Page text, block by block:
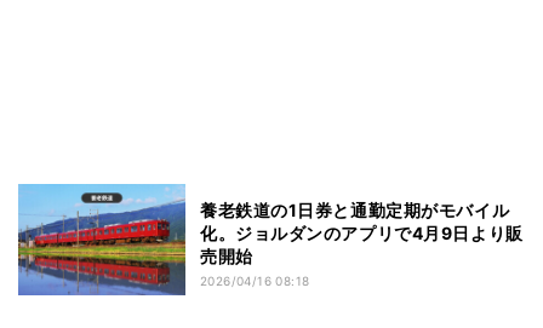
養老鉄道の1日券と通勤定期がモバイル
化。ジョルダンのアプリで4月9日より販
売開始
2026/04/16 08:18